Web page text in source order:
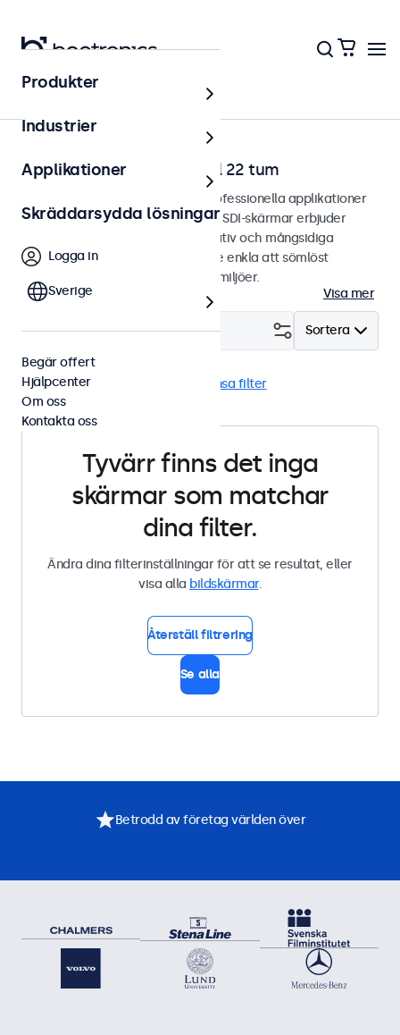
Hem
SDI-bildskärmar från 12 till 22 tum
SDI-bildskärmar designade för professionella applikationer
och kontinuerlig användning. Våra SDI-skärmar erbjuder
omfattande konfigurationsalternativ och mångsidiga
monteringsalternativ, vilket gör de enkla att sömlöst
integrera i alla applikationer och miljöer.
Visa mer
Sortera
Filtrera (0)
Hög ljusstyrka Rensa filter
Tyvärr finns det inga
skärmar som matchar
dina filter.
Ändra dina filterinställningar för att se resultat, eller
visa alla bildskärmar.
Återställ filtrering
Se alla
Produkter
Industrier
Applikationer
Skräddarsydda lösningar
Logga in
Sverige
Begär offert
Hjälpcenter
Om oss
Kontakta oss
Betrodd av företag världen över